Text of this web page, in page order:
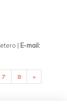
| E-mail:
7 8 »